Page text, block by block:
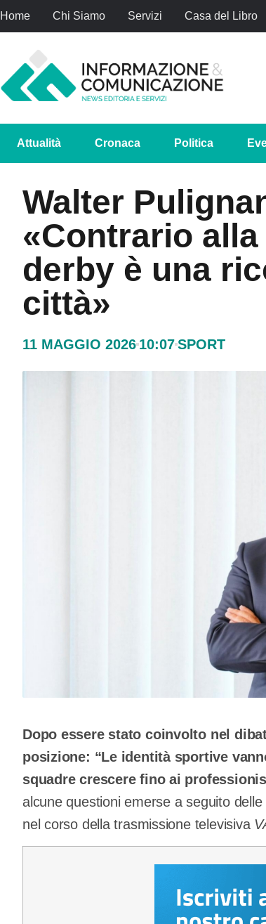
Home Chi Siamo Servizi Casa del Libro
Attualità Cronaca Politica
Walter
«Contrario
derby è una
città»
11 MAGGIO 2026 10:07SPORT
Dopo essere stato coinvolto nel
posizione: “Le identità sportive
squadre crescere fino ai
alcune questioni emerse a seguito
nel corso della trasmissione televisiva